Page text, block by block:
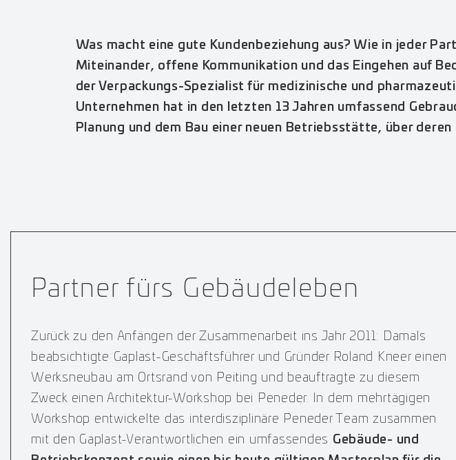
Was macht eine gute Kundenbeziehung aus? Wie in jeder
Miteinander, offene Kommunikation und das Eingehen auf
der Verpackungs-Spezialist für medizinische und
Unternehmen hat in den letzten 13 Jahren umfassend
Planung und dem Bau einer neuen Betriebsstätte, über
Partner fürs Gebäudeleben
Zurück zu den Anfängen der Zusammenarbeit ins Jahr 2011: Damals
beabsichtigte Gaplast-Geschäftsführer und Gründer Roland Kneer einen
Werksneubau am Ortsrand von Peiting und beauftragte zu diesem
Zweck einen Architektur-Workshop bei Peneder. In dem mehrtägigen
Workshop entwickelte das interdisziplinäre Peneder Team zusammen
mit den Gaplast-Verantwortlichen ein umfassendes Gebäude- und